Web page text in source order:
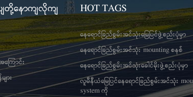
ျတို့နောကျလိုကျ
ောင်း
ား
HOT TAGS
နေရောင်ခြည်စွမ်းအင်သုံးမြေပြင်ဖွဲ့စည်းပုံမှာ
နေရောင်ခြည်စွမ်းအင်သုံး mounting စနစ်
နေရောင်ခြည်စွမ်းအင်သုံးခေါင်မိုးဖွဲ့စည်းပုံမှာ
လူမီနီယံမြေပြင်နေရောင်ခြည်စွမ်းအင်သုံး
system ကို